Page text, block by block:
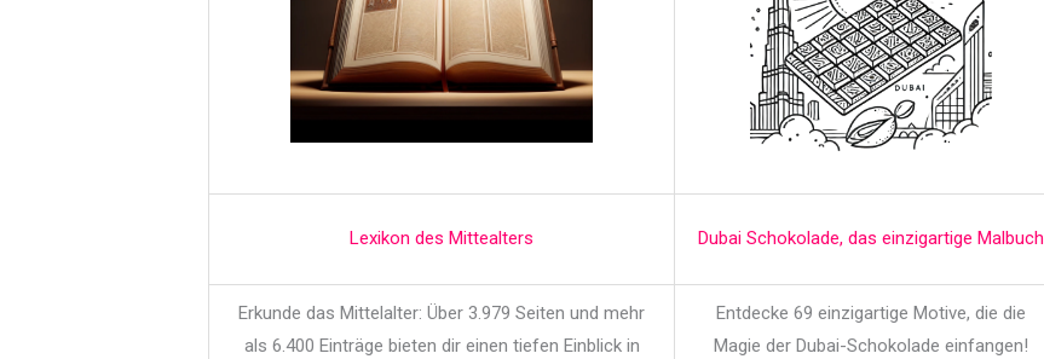
Lexikon des Mittealters Dubai Schokolade, das einzigartige Malbuch
Erkunde das Mittelalter: Über 3.979 Seiten und mehr
als 6.400 Einträge bieten dir einen tiefen Einblick in
Entdecke 69 einzigartige Motive, die die
Magie der Dubai-Schokolade einfangen!